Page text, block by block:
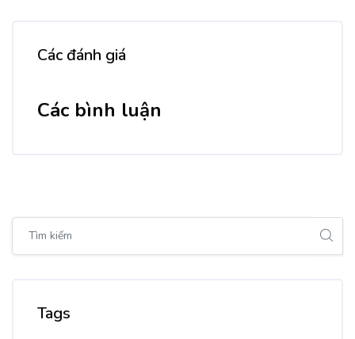
Các đánh giá
Các bình luận
Tags